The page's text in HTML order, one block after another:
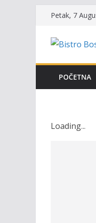
content
Petak, 7
POČETNA
Loading...